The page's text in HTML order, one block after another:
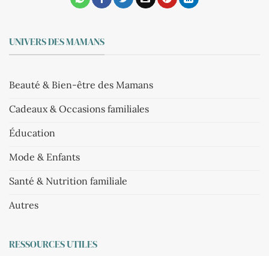
UNIVERS DES MAMANS
Beauté & Bien-être des Mamans
Cadeaux & Occasions familiales
Éducation
Mode & Enfants
Santé & Nutrition familiale
Autres
RESSOURCES UTILES